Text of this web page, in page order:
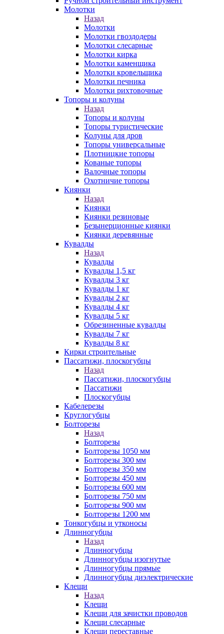
Молотки
Назад
Молотки
Молотки гвоздодеры
Молотки слесарные
Молотки кирка
Молотки каменщика
Молотки кровельщика
Молотки печника
Молотки рихтовочные
Топоры и колуны
Назад
Топоры и колуны
Топоры туристические
Колуны для дров
Топоры универсальные
Плотницкие топоры
Кованые топоры
Валочные топоры
Охотничие топоры
Киянки
Назад
Киянки
Киянки резиновые
Безынерционные киянки
Киянки деревянные
Кувалды
Назад
Кувалды
Кувалды 1,5 кг
Кувалды 3 кг
Кувалды 1 кг
Кувалды 2 кг
Кувалды 4 кг
Кувалды 5 кг
Обрезиненные кувалды
Кувалды 7 кг
Кувалды 8 кг
Кирки строительные
Пассатижи, плоскогубцы
Назад
Пассатижи, плоскогубцы
Пассатижи
Плоскогубцы
Кабелерезы
Круглогубцы
Болторезы
Назад
Болторезы
Болторезы 1050 мм
Болторезы 300 мм
Болторезы 350 мм
Болторезы 450 мм
Болторезы 600 мм
Болторезы 750 мм
Болторезы 900 мм
Болторезы 1200 мм
Тонкогубцы и утконосы
Длинногубцы
Назад
Длинногубцы
Длинногубцы изогнутые
Длинногубцы прямые
Длинногубцы диэлектрические
Клещи
Назад
Клещи
Клещи для зачистки проводов
Клещи слесарные
Клещи переставные